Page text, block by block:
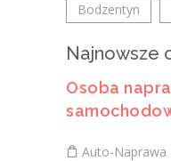
Bodzentyn
Najnowsze
Osoba
Auto-Naprawa